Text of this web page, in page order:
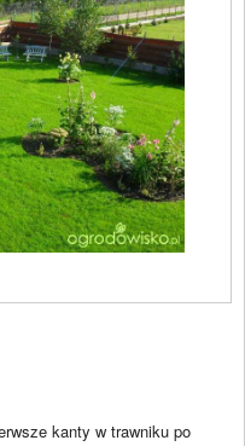
kanty w trawniku po